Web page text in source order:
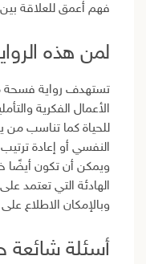
فهم أعمق للعلاقة بين
لمن هذه
تستهدف رواية فسحة
الأعمال الفكرية
للحياة كما تناسب من
النفسي أو إعادة
ويمكن أن تكون أيضًا
الهادئة التي تعتمد
وبالإمكان الاطلاع
أسئلة